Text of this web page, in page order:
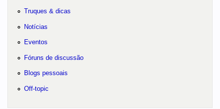
Truques & dicas
Notícias
Eventos
Fóruns de discussão
Blogs pessoais
Off-topic